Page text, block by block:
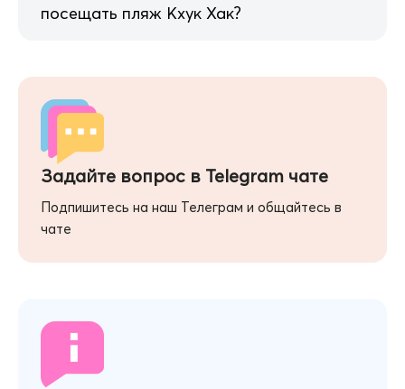
посещать пляж Кхук Хак?
Задайте вопрос в Telegram чате
Подпишитесь на наш Телеграм и общайтесь в
чате